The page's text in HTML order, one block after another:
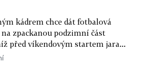
kádrem chce dát fotbalová
zpackanou podzimní část
před víkendovým startem jara...